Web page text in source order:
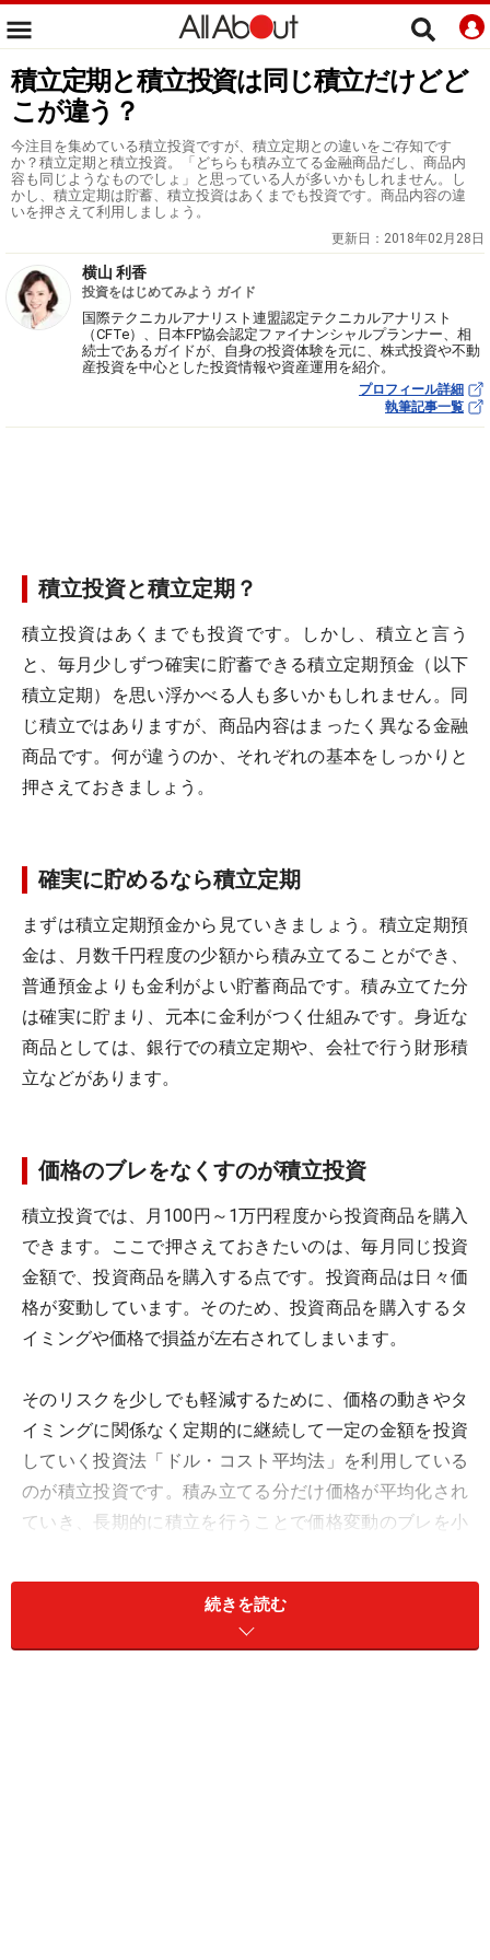
積立定期と積立投資は同じ積立だけどど
こが違う？
今注目を集めている積立投資ですが、積立定期との違いをご存知です
か？積立定期と積立投資。「どちらも積み立てる金融商品だし、商品内
容も同じようなものでしょ」と思っている人が多いかもしれません。し
かし、積立定期は貯蓄、積立投資はあくまでも投資です。商品内容の違
いを押さえて利用しましょう。
更新日： 2018年02月28日
横山 利香
投資をはじめてみよう ガイド
国際テクニカルアナリスト連盟認定テクニカルアナリスト
（CFTe）、日本FP協会認定ファイナンシャルプランナー、相
続士であるガイドが、自身の投資体験を元に、株式投資や不動
産投資を中心とした投資情報や資産運用を紹介。
プロフィール詳細
執筆記事一覧
積立投資と積立定期？
積立投資はあくまでも投資です。しかし、積立と言う
と、毎月少しずつ確実に貯蓄できる積立定期預金（以下
積立定期）を思い浮かべる人も多いかもしれません。同
じ積立ではありますが、商品内容はまったく異なる金融
商品です。何が違うのか、それぞれの基本をしっかりと
押さえておきましょう。
確実に貯めるなら積立定期
まずは積立定期預金から見ていきましょう。積立定期預
金は、月数千円程度の少額から積み立てることができ、
普通預金よりも金利がよい貯蓄商品です。積み立てた分
は確実に貯まり、元本に金利がつく仕組みです。身近な
商品としては、銀行での積立定期や、会社で行う財形積
立などがあります。
価格のブレをなくすのが積立投資
積立投資では、月100円～1万円程度から投資商品を購入
できます。ここで押さえておきたいのは、毎月同じ投資
金額で、投資商品を購入する点です。投資商品は日々価
格が変動しています。そのため、投資商品を購入するタ
イミングや価格で損益が左右されてしまいます。
そのリスクを少しでも軽減するために、価格の動きやタ
イミングに関係なく定期的に継続して一定の金額を投資
していく投資法「ドル・コスト平均法」を利用している
のが積立投資です。積み立てる分だけ価格が平均化され
ていき、長期的に積立を行うことで価格変動のブレを小
積立定期では積み立てた元本が貯まり、減ることはあり
ません。しかし、積立投資では、積み立てた元本がその
続きを読む